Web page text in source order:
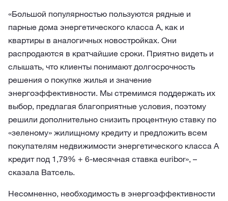
«Большой популярностью пользуются рядные и
парные дома энергетического класса А, как и
квартиры в аналогичных новостройках. Они
распродаются в кратчайшие сроки. Приятно видеть и
слышать, что клиенты понимают долгосрочность
решения о покупке жилья и значение
энергоэффективности. Мы стремимся поддержать их
выбор, предлагая благоприятные условия, поэтому
решили дополнительно снизить процентную ставку по
«зеленому» жилищному кредиту и предложить всем
покупателям недвижимости энергетического класса А
кредит под 1,79% + 6-месячная ставка euribor», –
сказала Ватсель.
Несомненно, необходимость в энергоэффективности